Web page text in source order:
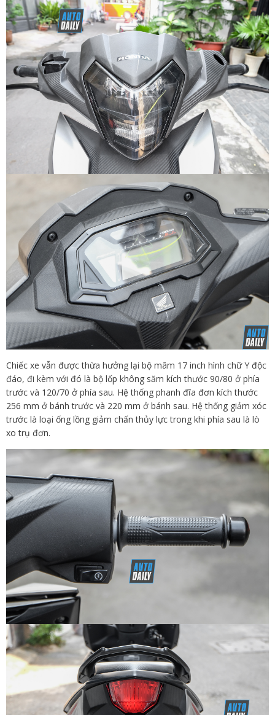
Chiếc xe vẫn được thừa hưởng lại bộ mâm 17 inch hình chữ Y độc
đáo, đi kèm với đó là bộ lốp không săm kích thước 90/80 ở phía
trước và 120/70 ở phía sau. Hệ thống phanh đĩa đơn kích thước
256 mm ở bánh trước và 220 mm ở bánh sau. Hệ thống giảm xóc
trước là loại ống lồng giảm chấn thủy lực trong khi phía sau là lò
xo trụ đơn.